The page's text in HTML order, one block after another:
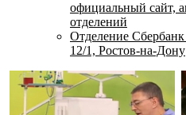
официальный сайт,
отделений
Отделение
12/1, Ростов-на-Дону